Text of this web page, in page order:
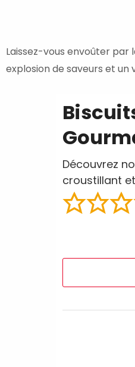
Laissez-vous envoûter par
explosion de saveurs et
Découvrez
croustillant